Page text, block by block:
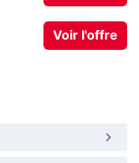
Voir l'offre